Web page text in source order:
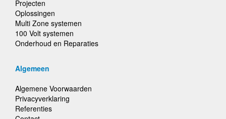
Projecten
Oplossingen
Multi Zone systemen
100 Volt systemen
Onderhoud en Reparaties
Algemeen
Algemene Voorwaarden
Privacyverklaring
Referenties